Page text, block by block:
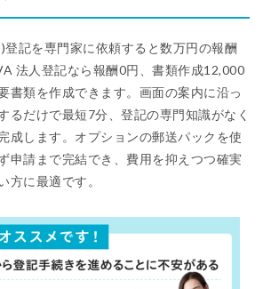
登記を専門家に依頼すると数万円の報酬
法人登記なら報酬0円、書類作成12,000
書類を作成できます。画面の案内に沿っ
るだけで最短7分、登記の専門知識がなく
成します。オプションの郵送パックを使
申請まで完結でき、費用を抑えつつ確実
方に最適です。